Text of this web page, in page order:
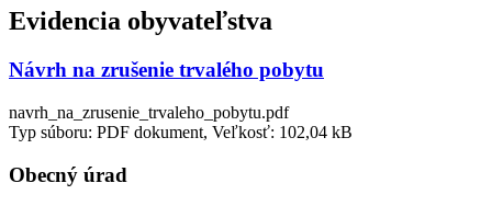
Evidencia obyvateľstva
Návrh na zrušenie trvalého pobytu
navrh_na_zrusenie_trvaleho_pobytu.pdf
Typ súboru: PDF dokument, Veľkosť: 102,04 kB
Obecný úrad